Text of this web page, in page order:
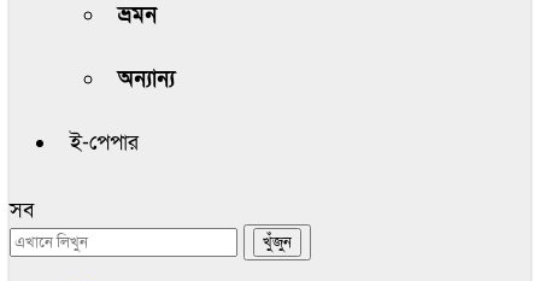
ভ্রমন
অন্যান্য
ই-পেপার
সব